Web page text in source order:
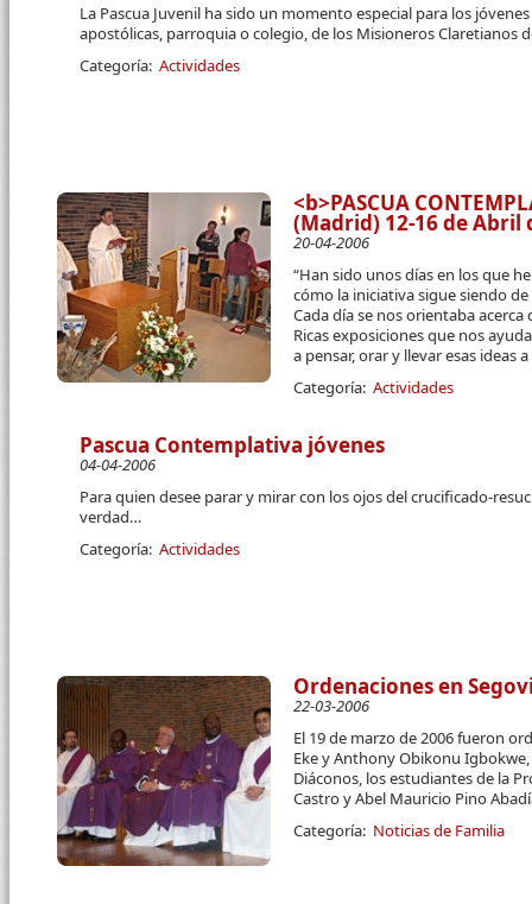
La Pascua Juvenil ha sido un momento especial para los
apostólicas, parroquia o colegio, de los Misioneros Claretianos
Categoría: Actividades
<b>PASCUA
(Madrid) 12-16 de Abril
20-04-2006
“Han sido unos días en los que
cómo la iniciativa sigue siendo de
Cada día se nos orientaba acerca
Ricas exposiciones que nos
a pensar, orar y llevar esas ideas
Categoría: Actividades
Pascua Contemplativa jóvenes
04-04-2006
Para quien desee parar y mirar con los ojos del crucificado-
verdad…
Categoría: Actividades
Ordenaciones en
22-03-2006
El 19 de marzo de 2006 fueron
Eke y Anthony Obikonu
Diáconos, los estudiantes de la
Castro y Abel Mauricio Pino
Categoría: Noticias de Familia